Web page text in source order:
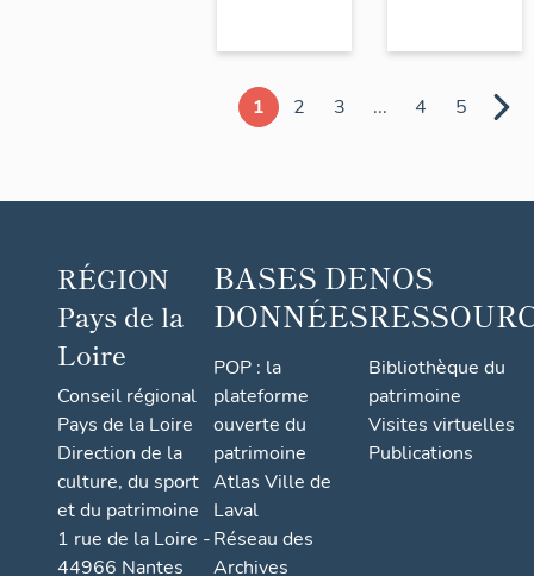
1 2 3 ... 4 5
RÉGION
Pays de la
Loire
Conseil régional
Pays de la Loire
Direction de la
culture, du sport
et du patrimoine
1 rue de la Loire -
44966 Nantes
BASES DE
DONNÉES
POP : la
plateforme
ouverte du
patrimoine
Atlas Ville de
Laval
Réseau des
Archives
NOS
Bibliothèque du
patrimoine
Visites virtuelles
Publications